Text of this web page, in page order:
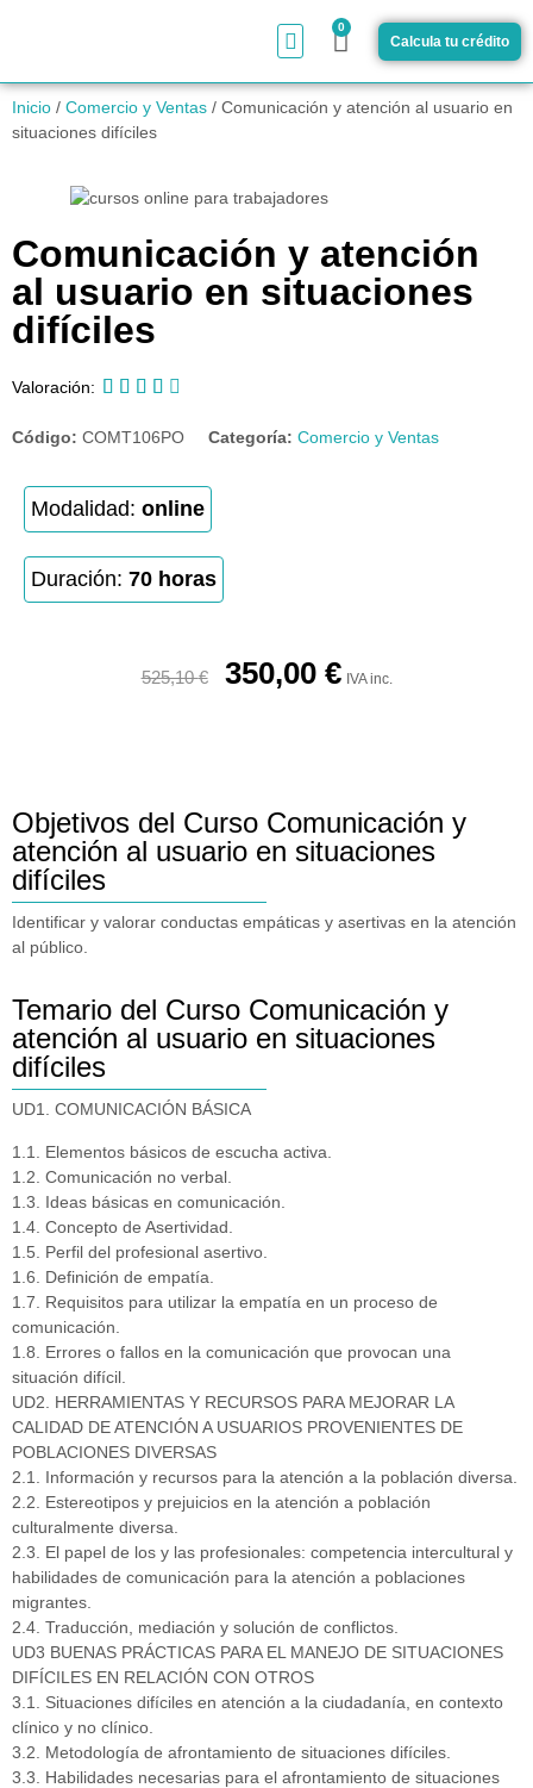
0
Calcula tu crédito
Inicio / Comercio y Ventas / Comunicación y atención al usuario en
situaciones difíciles
Comunicación y atención
al usuario en situaciones
difíciles
Valoración:     
Código: COMT106PO Categoría: Comercio y Ventas
Modalidad: online
Duración: 70 horas
525,10€ 350,00 € IVA inc.
Objetivos del Curso Comunicación y
atención al usuario en situaciones
difíciles
Identificar y valorar conductas empáticas y asertivas en la atención
al público.
Temario del Curso Comunicación y
atención al usuario en situaciones
difíciles
UD1. COMUNICACIÓN BÁSICA
1.1. Elementos básicos de escucha activa.
1.2. Comunicación no verbal.
1.3. Ideas básicas en comunicación.
1.4. Concepto de Asertividad.
1.5. Perfil del profesional asertivo.
1.6. Definición de empatía.
1.7. Requisitos para utilizar la empatía en un proceso de
comunicación.
1.8. Errores o fallos en la comunicación que provocan una
situación difícil.
UD2. HERRAMIENTAS Y RECURSOS PARA MEJORAR LA
CALIDAD DE ATENCIÓN A USUARIOS PROVENIENTES DE
POBLACIONES DIVERSAS
2.1. Información y recursos para la atención a la población diversa.
2.2. Estereotipos y prejuicios en la atención a población
culturalmente diversa.
2.3. El papel de los y las profesionales: competencia intercultural y
habilidades de comunicación para la atención a poblaciones
migrantes.
2.4. Traducción, mediación y solución de conflictos.
UD3 BUENAS PRÁCTICAS PARA EL MANEJO DE SITUACIONES
DIFÍCILES EN RELACIÓN CON OTROS
3.1. Situaciones difíciles en atención a la ciudadanía, en contexto
clínico y no clínico.
3.2. Metodología de afrontamiento de situaciones difíciles.
3.3. Habilidades necesarias para el afrontamiento de situaciones